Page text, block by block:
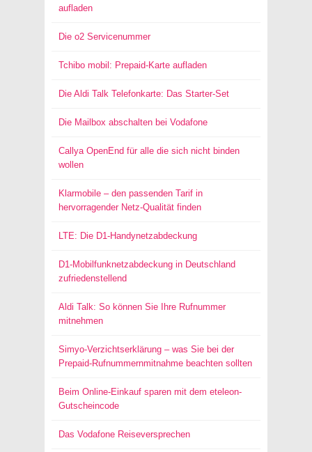
aufladen
Die o2 Servicenummer
Tchibo mobil: Prepaid-Karte aufladen
Die Aldi Talk Telefonkarte: Das Starter-Set
Die Mailbox abschalten bei Vodafone
Callya OpenEnd für alle die sich nicht binden
wollen
Klarmobile – den passenden Tarif in
hervorragender Netz-Qualität finden
LTE: Die D1-Handynetzabdeckung
D1-Mobilfunknetzabdeckung in Deutschland
zufriedenstellend
Aldi Talk: So können Sie Ihre Rufnummer
mitnehmen
Simyo-Verzichtserklärung – was Sie bei der
Prepaid-Rufnummernmitnahme beachten sollten
Beim Online-Einkauf sparen mit dem eteleon-
Gutscheincode
Das Vodafone Reiseversprechen